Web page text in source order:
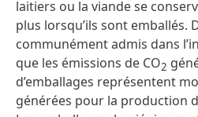
laitiers ou la viande se
plus lorsqu’ils sont emballés.
communément admis dans
que les émissions de CO2
d’emballages représentent
générées pour la production